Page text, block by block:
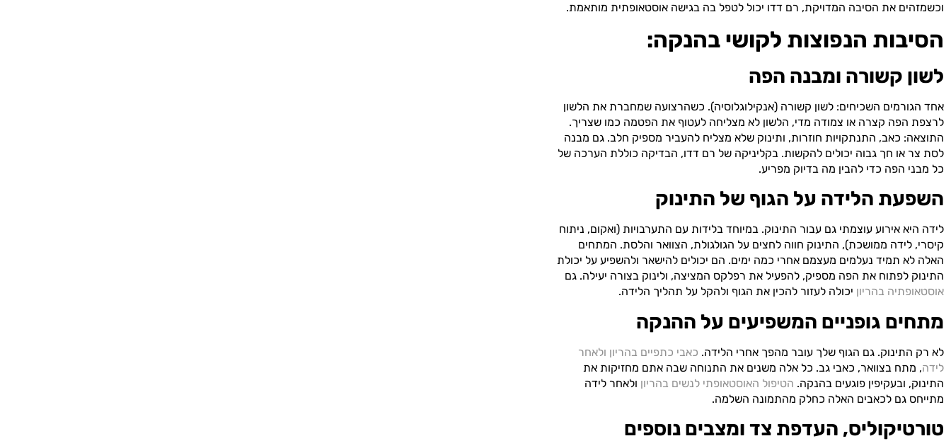
וכשמזהים את הסיבה המדויקת, רם דדו יכול לטפל בה בגישה אוסטאופתית מותאמת.
הסיבות הנפוצות לקושי בהנקה:
לשון קשורה ומבנה הפה
אחד הגורמים השכיחים: לשון קשורה (אנקילוגלוסיה). כשהרצועה שמחברת את הלשון
לרצפת הפה קצרה או צמודה מדי, הלשון לא מצליחה לעטוף את הפטמה כמו שצריך.
התוצאה: כאב, התנתקויות חוזרות, ותינוק שלא מצליח להעביר מספיק חלב. גם מבנה
לסת צר או חך גבוה יכולים להקשות. בקליניקה של רם דדו, הבדיקה כוללת הערכה של
כל מבני הפה כדי להבין מה בדיוק מפריע.
השפעת הלידה על הגוף של התינוק
לידה היא אירוע עוצמתי גם עבור התינוק. במיוחד בלידות עם התערבויות (ואקום, ניתוח
קיסרי, לידה ממושכת), התינוק חווה לחצים על הגולגולת, הצוואר והלסת. המתחים
האלה לא תמיד נעלמים מעצמם אחרי כמה ימים. הם יכולים להישאר ולהשפיע על יכולת
התינוק לפתוח את הפה מספיק, להפעיל את רפלקס המציצה, ולינוק בצורה יעילה. גם
אוסטאופתיה בהריון יכולה לעזור להכין את הגוף ולהקל על תהליך הלידה.
מתחים גופניים המשפיעים על ההנקה
לא רק התינוק. גם הגוף שלך עובר מהפך אחרי הלידה. כאבי כתפיים בהריון ולאחר
לידה, מתח בצוואר, כאבי גב. כל אלה משנים את התנוחה שבה אתם מחזיקות את
התינוק, ובעקיפין פוגעים בהנקה. הטיפול האוסטאופתי לנשים בהריון ולאחר לידה
מתייחס גם לכאבים האלה כחלק מהתמונה השלמה.
טורטיקוליס, העדפת צד ומצבים נוספים